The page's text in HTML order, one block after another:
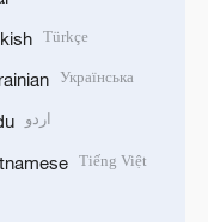
Türkçe
Українська
اردو
Tiếng Việt